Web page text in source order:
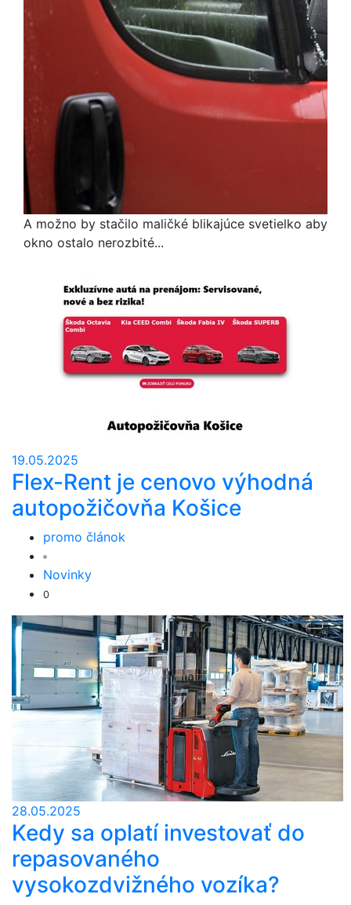
A možno by stačilo maličké blikajúce svetielko aby
okno ostalo nerozbité...
19.05.2025
Flex-Rent je cenovo výhodná
autopožičovňa Košice
promo článok
Novinky
0
28.05.2025
Kedy sa oplatí investovať do
repasovaného
vysokozdvižného vozíka?